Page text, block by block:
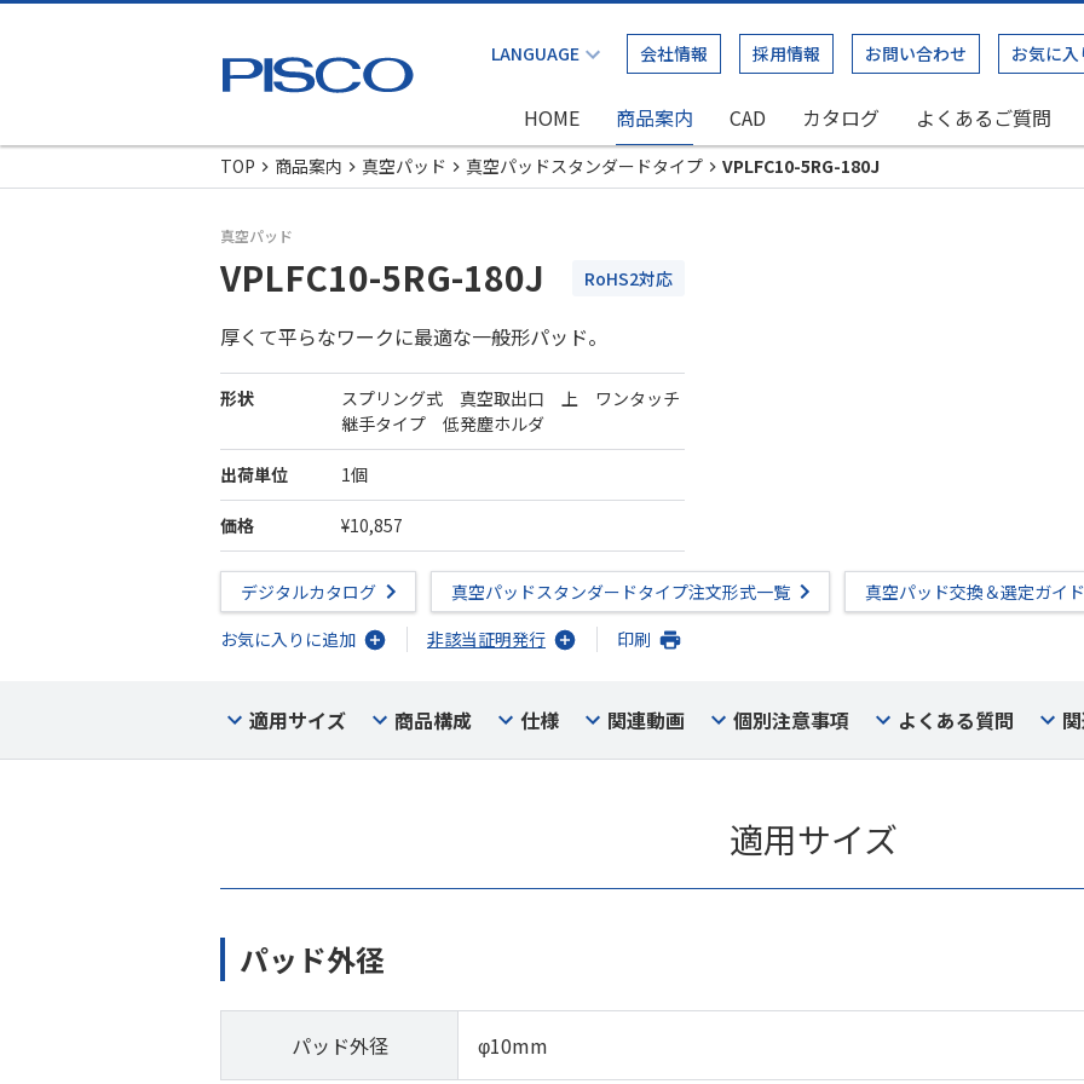
会社情報 採用情報 お問い合わせ お気に入
HOME 商品案内 CAD カタログ よくあるご質問
TOP
商品案内 真空パッド 真空パッドスタンダードタイプ VPLFC10-5RG-180J
真空パッド
VPLFC10-5RG-180J RoHS2対応
厚くて平らなワークに最適な一般形パッド。
形状
スプリング式 真空取出口 上 ワンタッチ
継手タイプ 低発塵ホルダ
出荷単位 1個
価格 ¥10,857
デジタルカタログ 真空パッドスタンダードタイプ注文形式一覧
真空パッド交換＆選定ガイド
お気に入りに追加
非該当証明発行 印刷
適用サイズ 商品構成 仕様 関連動画 個別注意事項 よくある質問
適用サイズ
パッド外径
パッド外径 φ10mm